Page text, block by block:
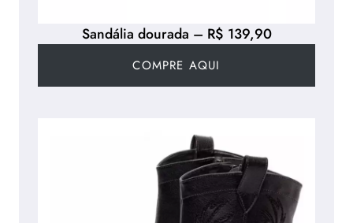
Sandália dourada – R$ 139,90
COMPRE AQUI